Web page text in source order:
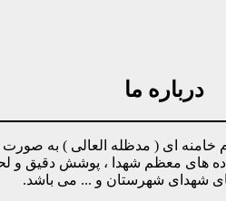
درباره ما
انقلاب حضرت امام خامنه ای ( مدظله
های معظم شهدا ، پوشش دقیق
شهدای شهرستان و ... می باشد.